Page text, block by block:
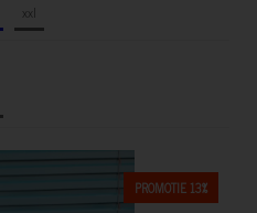
xxl
PROMOTIE 13%